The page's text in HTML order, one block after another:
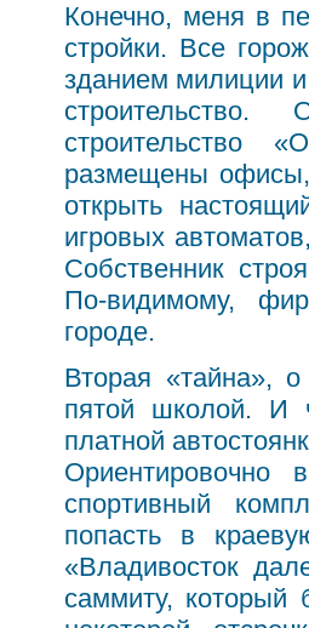
Конечно, меня в
стройки. Все
зданием милиции
строительство
размещены офисы,
открыть
игровых
Собственник
По-видимому,
городе.
Вторая «тайна»,
пятой школой. И
платной
Ориентировочно
спортивный
попасть в
«Владивосток
саммиту, который